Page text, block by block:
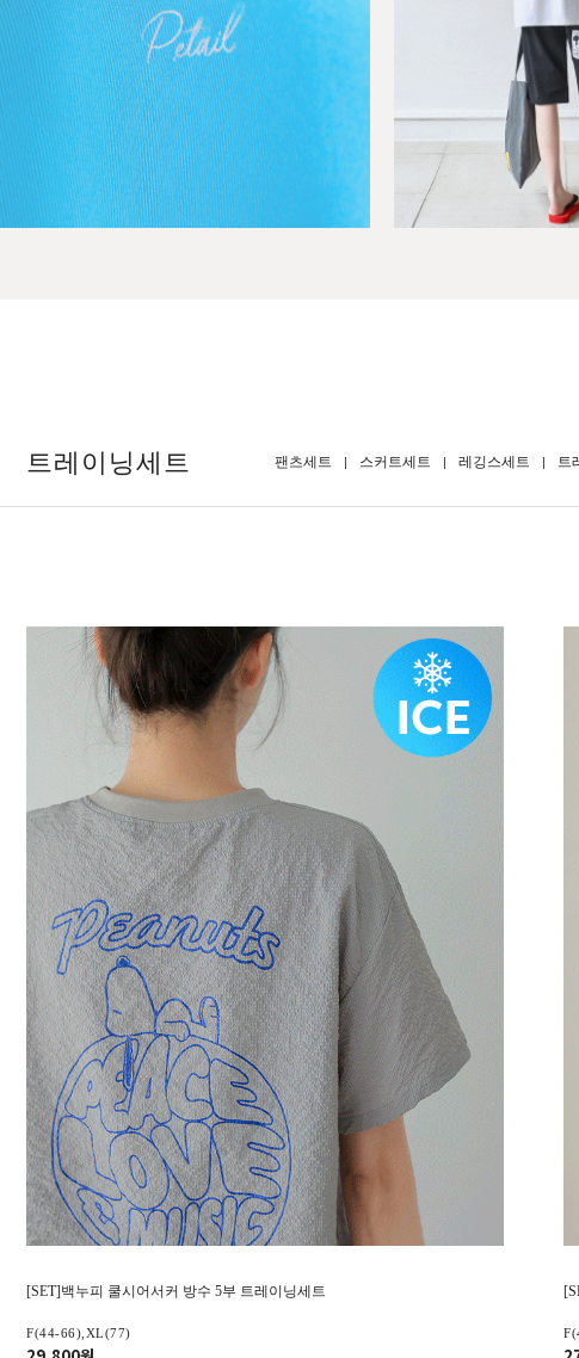
BEST
01
[SET]백누피 쿨시어서커 방수 5부 트레이
닝세트
F(44-66),XL(77)
29,800원
[SET]뉴룰즈
[4차완판! 5
F(44-
27,800원
순차배송
F(44-66),L(77-88)
34,800원
06
데끼 포켓 미
트레이닝세트 팬츠세트 스커트세트 레깅스세트 트
[SET]백누피 쿨시어서커 방수 5부 트레이닝세트
F(44-66),XL(77)